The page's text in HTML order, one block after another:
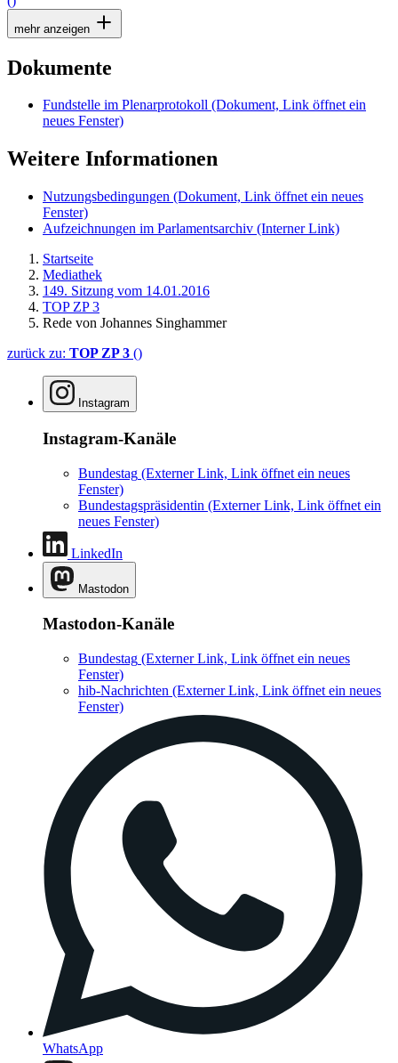
mehr anzeigen
Dokumente
Fundstelle im Plenarprotokoll (Dokument, Link öffnet ein
neues Fenster)
Weitere Informationen
Nutzungsbedingungen (Dokument, Link öffnet ein neues
Fenster)
Aufzeichnungen im Parlamentsarchiv (Interner Link)
Startseite
Mediathek
149. Sitzung vom 14.01.2016
TOP ZP 3
Rede von Johannes Singhammer
zurück zu: TOP ZP 3 ()
Instagram
Instagram-Kanäle
Bundestag (Externer Link, Link öffnet ein neues
Fenster)
Bundestagspräsidentin (Externer Link, Link öffnet ein
neues Fenster)
LinkedIn
Mastodon
Mastodon-Kanäle
Bundestag (Externer Link, Link öffnet ein neues
Fenster)
hib-Nachrichten (Externer Link, Link öffnet ein neues
Fenster)
WhatsApp